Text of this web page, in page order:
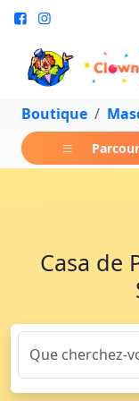
Boutique
Casa de